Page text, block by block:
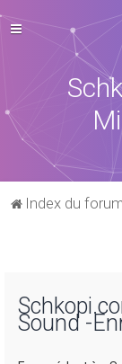
Index du forum
Sound -